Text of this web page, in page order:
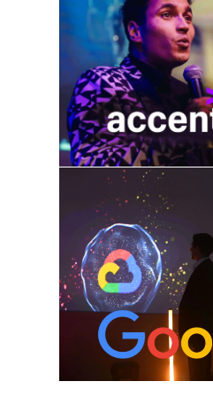
KI-Show /
Juni 7,
Die
Kunst
neue
Juni 5,